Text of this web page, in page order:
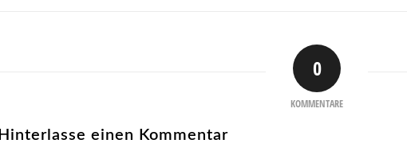
0
KOMMENTARE
Hinterlasse einen Kommentar